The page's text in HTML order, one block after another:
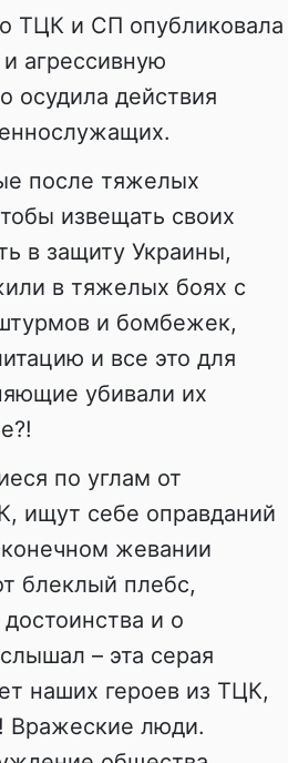
ТЦК и СП опубликовала
агрессивную
осудила действия
после тяжелых
извещать своих
в защиту Украины,
в тяжелых боях с
и бомбежек,
и все это для
убивали их
по углам от
ищут себе оправданий
жевании
блеклый плебс,
и о
– эта серая
наших героев из ТЦК,
Вражеские люди.